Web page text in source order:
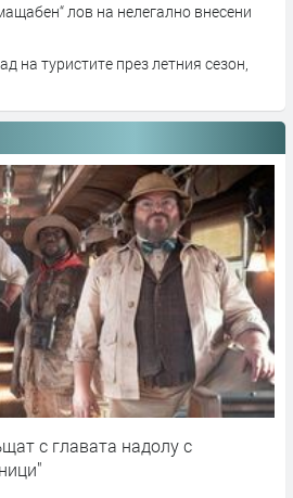
лов на нелегално внесени
на туристите през летния сезон,
с главата надолу с